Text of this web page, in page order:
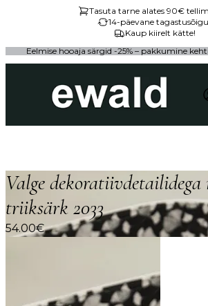
sisu
juurde
Tasuta tarne alates 90€
14-päevane
Kaup kiirelt kätte!
Eelmise hooaja särgid -25% – pakkumine
Valge dekoratiivdetailidega
triiksärk 2033
54.00€